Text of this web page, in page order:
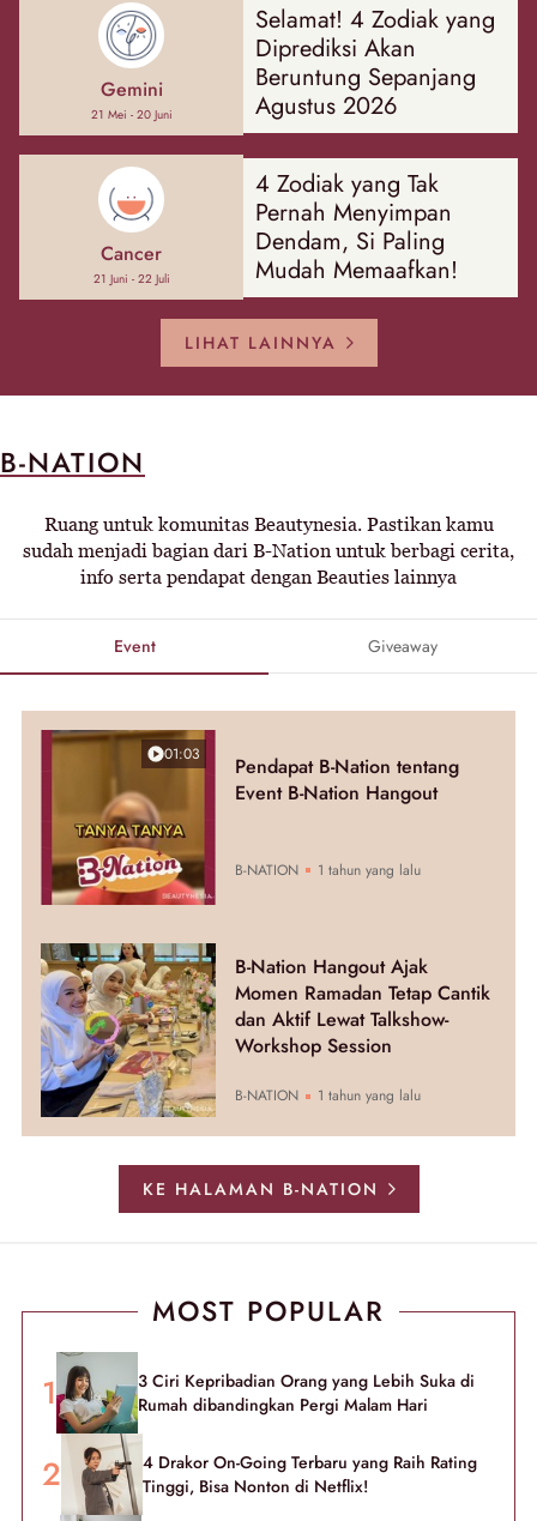
Gemini
21 Mei - 20 Juni
Selamat! 4 Zodiak yang
Diprediksi Akan
Beruntung Sepanjang
Agustus 2026
Cancer
21 Juni - 22 Juli
4 Zodiak yang Tak
Pernah Menyimpan
Dendam, Si Paling
Mudah Memaafkan!
LIHAT LAINNYA
B-NATION
Ruang untuk komunitas Beautynesia. Pastikan kamu
sudah menjadi bagian dari B-Nation untuk berbagi cerita,
info serta pendapat dengan Beauties lainnya
Event Giveaway
01:03
Pendapat B-Nation tentang
Event B-Nation Hangout
B-NATION 1 tahun yang lalu
B-Nation Hangout Ajak
Momen Ramadan Tetap Cantik
dan Aktif Lewat Talkshow-
Workshop Session
B-NATION 1 tahun yang lalu
KE HALAMAN B-NATION
MOST POPULAR
3 Ciri Kepribadian Orang yang Lebih Suka di
Rumah dibandingkan Pergi Malam Hari
4 Drakor On-Going Terbaru yang Raih Rating
Tinggi, Bisa Nonton di Netflix!